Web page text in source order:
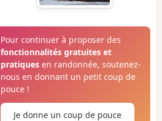
Pour continuer à proposer des
fonctionnalités gratuites et
pratiquesen randonnée, soutenez-
nous en donnant un petit coup de
pouce !
Je donne un coup de pouce